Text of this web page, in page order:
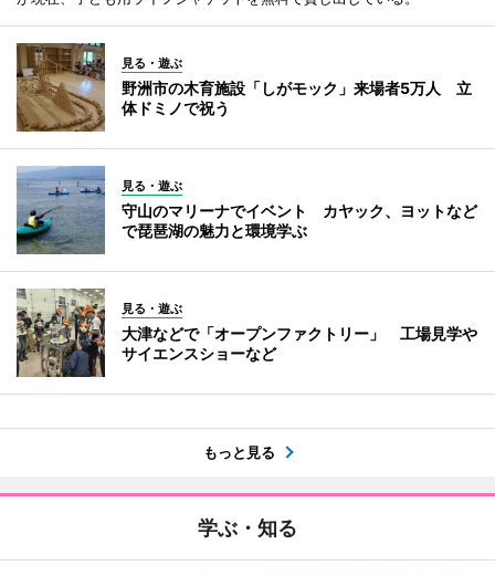
見る・遊ぶ
野洲市の木育施設「しがモック」来場者5万人 立
体ドミノで祝う
見る・遊ぶ
守山のマリーナでイベント カヤック、ヨットなど
で琵琶湖の魅力と環境学ぶ
見る・遊ぶ
大津などで「オープンファクトリー」 工場見学や
サイエンスショーなど
もっと見る
学ぶ・知る